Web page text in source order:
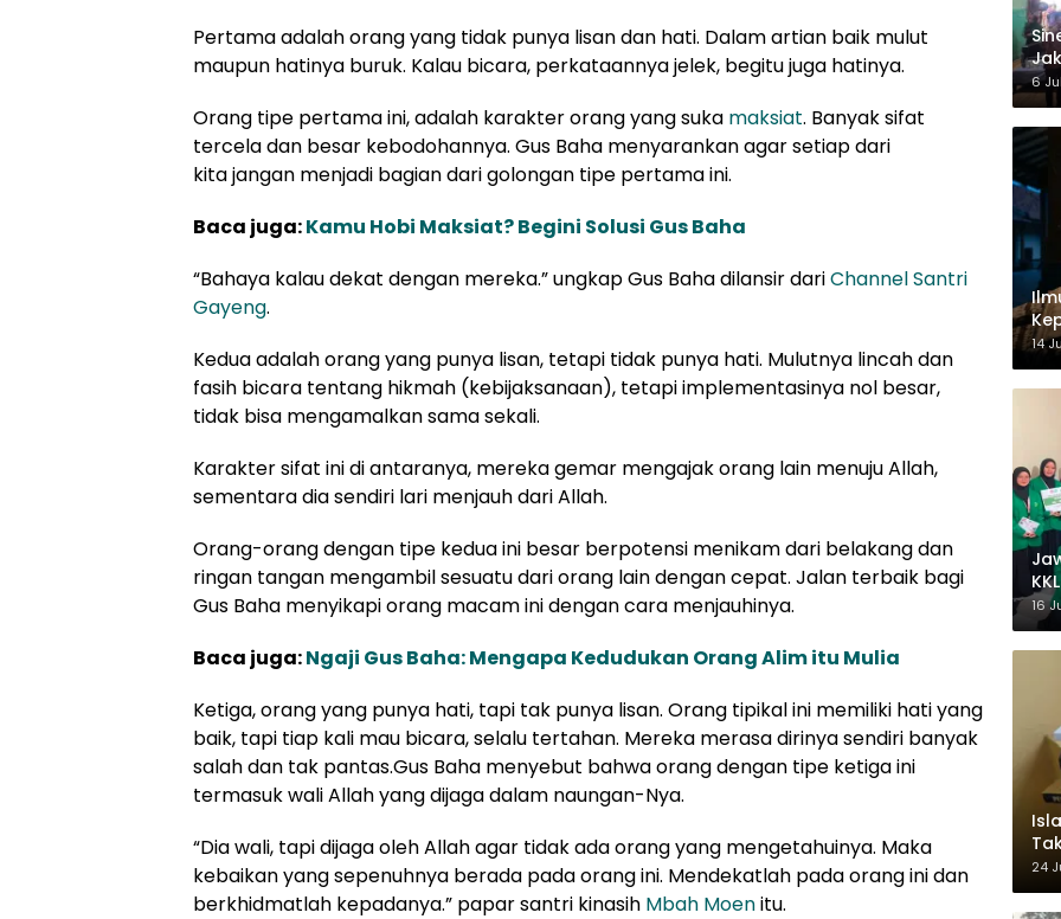
Pertama adalah orang yang tidak punya lisan dan hati. Dalam artian baik mulut
maupun hatinya buruk. Kalau bicara, perkataannya jelek, begitu juga hatinya.
Orang tipe pertama ini, adalah karakter orang yang suka maksiat. Banyak sifat
tercela dan besar kebodohannya. Gus Baha menyarankan agar setiap dari
kita jangan menjadi bagian dari golongan tipe pertama ini.
Baca juga:Kamu Hobi Maksiat? Begini Solusi Gus Baha
“Bahaya kalau dekat dengan mereka.” ungkap Gus Baha dilansir dariChannel Santri
Gayeng.
Kedua adalah orang yang punya lisan, tetapi tidak punya hati. Mulutnya lincah dan
fasih bicara tentang hikmah (kebijaksanaan), tetapi implementasinya nol besar,
tidak bisa mengamalkan sama sekali.
Karakter sifat ini di antaranya, mereka gemar mengajak orang lain menuju Allah,
sementara dia sendiri lari menjauh dari Allah.
Orang-orang dengan tipe kedua ini besar berpotensi menikam dari belakang dan
ringan tangan mengambil sesuatu dari orang lain dengan cepat. Jalan terbaik bagi
Gus Baha menyikapi orang macam ini dengan cara menjauhinya.
Baca juga:Ngaji Gus Baha: Mengapa Kedudukan Orang Alim itu Mulia
Ketiga, orang yang punya hati, tapi tak punya lisan. Orang tipikal ini memiliki hati yang
baik, tapi tiap kali mau bicara, selalu tertahan. Mereka merasa dirinya sendiri banyak
salah dan tak pantas.Gus Baha menyebut bahwa orang dengan tipe ketiga ini
termasuk wali Allah yang dijaga dalam naungan-Nya.
“Dia wali, tapi dijaga oleh Allah agar tidak ada orang yang mengetahuinya. Maka
kebaikan yang sepenuhnya berada pada orang ini. Mendekatlah pada orang ini dan
berkhidmatlah kepadanya.” papar santri kinasih Mbah Moenitu.
6
14
16
24